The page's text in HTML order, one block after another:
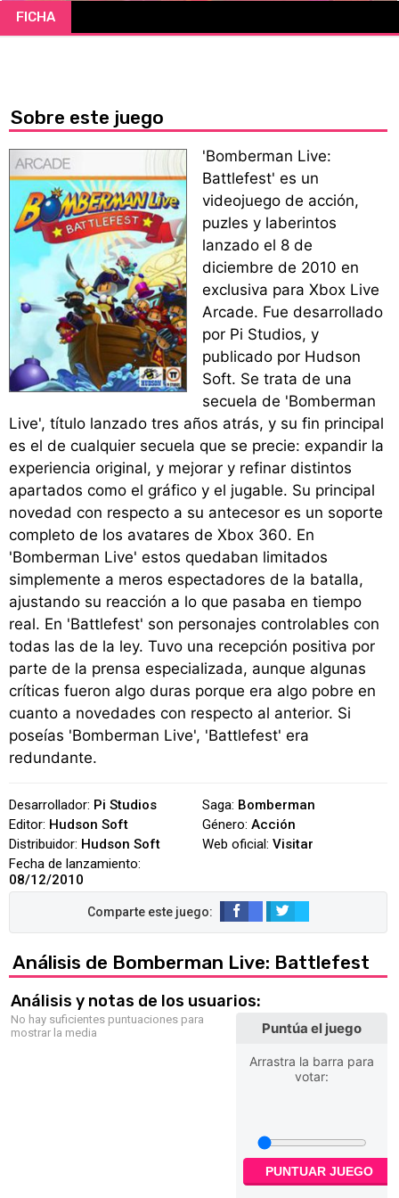
FICHA
Sobre este juego
'Bomberman Live:
Battlefest' es un
videojuego de acción,
puzles y laberintos
lanzado el 8 de
diciembre de 2010 en
exclusiva para Xbox Live
Arcade. Fue desarrollado
por Pi Studios, y
publicado por Hudson
Soft. Se trata de una
secuela de 'Bomberman
Live', título lanzado tres años atrás, y su fin principal
es el de cualquier secuela que se precie: expandir la
experiencia original, y mejorar y refinar distintos
apartados como el gráfico y el jugable. Su principal
novedad con respecto a su antecesor es un soporte
completo de los avatares de Xbox 360. En
'Bomberman Live' estos quedaban limitados
simplemente a meros espectadores de la batalla,
ajustando su reacción a lo que pasaba en tiempo
real. En 'Battlefest' son personajes controlables con
todas las de la ley. Tuvo una recepción positiva por
parte de la prensa especializada, aunque algunas
críticas fueron algo duras porque era algo pobre en
cuanto a novedades con respecto al anterior. Si
poseías 'Bomberman Live', 'Battlefest' era
redundante.
Desarrollador: Pi Studios
Editor: Hudson Soft
Distribuidor: Hudson Soft
Fecha de lanzamiento:
08/12/2010
Saga: Bomberman
Género: Acción
Web oficial: Visitar
Análisis de Bomberman Live: Battlefest
Análisis y notas de los usuarios:
No hay suficientes puntuaciones para
mostrar la media
Puntúa el juego
Arrastra la barra para
votar:
PUNTUAR JUEGO